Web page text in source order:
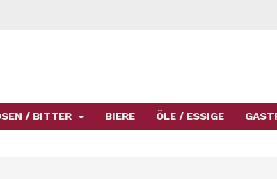
/ BITTER BIERE ÖLE / ESSIGE